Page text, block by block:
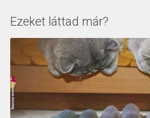
Ezeket láttad már?